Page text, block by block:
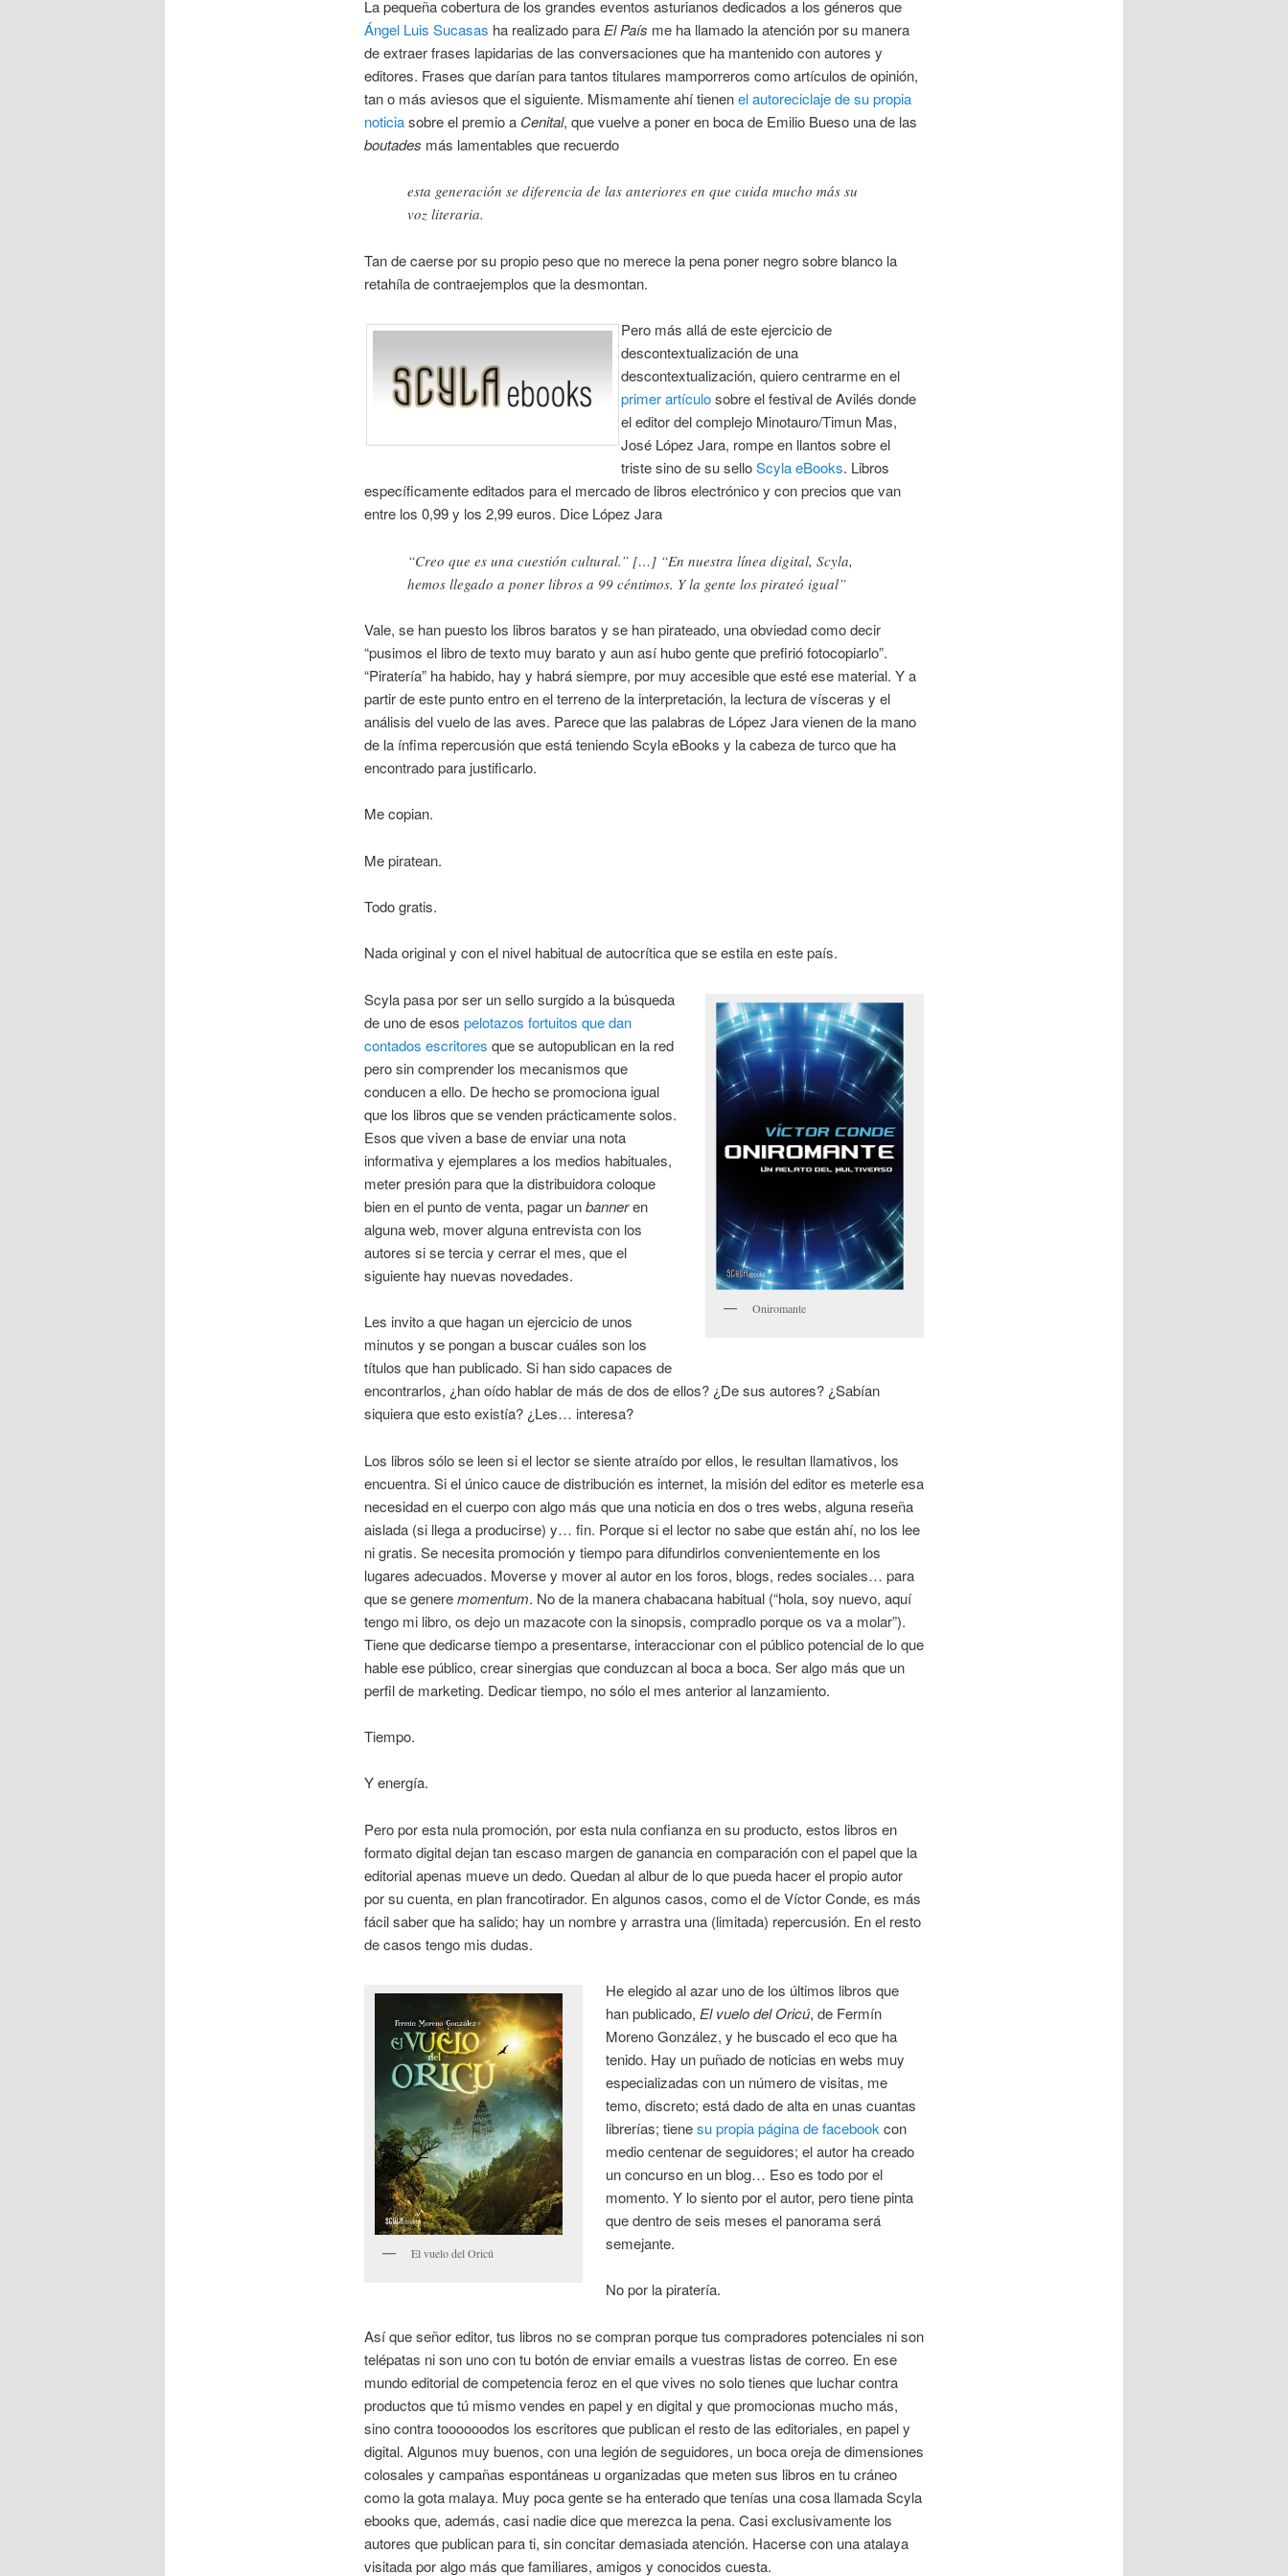
La pequeña cobertura de los grandes eventos asturianos dedicados a los géneros que
Ángel Luis Sucasas ha realizado para El País me ha llamado la atención por su manera
de extraer frases lapidarias de las conversaciones que ha mantenido con autores y
editores. Frases que darían para tantos titulares mamporreros como artículos de opinión,
tan o más aviesos que el siguiente. Mismamente ahí tienenel autoreciclaje de su propia
noticiasobre el premio a Cenital, que vuelve a poner en boca de Emilio Bueso una de las
boutades más lamentables que recuerdo
esta generación se diferencia de las anteriores en que cuida mucho más su
voz literaria.
Tan de caerse por su propio peso que no merece la pena poner negro sobre blanco la
retahíla de contraejemplos que la desmontan.
Pero más allá de este ejercicio de
descontextualización de una
descontextualización, quiero centrarme en el
primer artículosobre el festival de Avilés donde
el editor del complejo Minotauro/Timun Mas,
José López Jara, rompe en llantos sobre el
triste sino de su selloScyla eBooks. Libros
específicamente editados para el mercado de libros electrónico y con precios que van
entre los 0,99 y los 2,99 euros. Dice López Jara
“Creo que es una cuestión cultural.” […] “En nuestra línea digital, Scyla,
hemos llegado a poner libros a 99 céntimos. Y la gente los pirateó igual”
Vale, se han puesto los libros baratos y se han pirateado, una obviedad como decir
“pusimos el libro de texto muy barato y aun así hubo gente que prefirió fotocopiarlo”.
“Piratería” ha habido, hay y habrá siempre, por muy accesible que esté ese material. Y a
partir de este punto entro en el terreno de la interpretación, la lectura de vísceras y el
análisis del vuelo de las aves. Parece que las palabras de López Jara vienen de la mano
de la ínfima repercusión que está teniendo Scyla eBooks y la cabeza de turco que ha
encontrado para justificarlo.
Me copian.
Me piratean.
Todo gratis.
Nada original y con el nivel habitual de autocrítica que se estila en este país.
Oniromante
Scyla pasa por ser un sello surgido a la búsqueda
de uno de esos pelotazos fortuitos que dan
contados escritores que se autopublican en la red
pero sin comprender los mecanismos que
conducen a ello. De hecho se promociona igual
que los libros que se venden prácticamente solos.
Esos que viven a base de enviar una nota
informativa y ejemplares a los medios habituales,
meter presión para que la distribuidora coloque
bien en el punto de venta, pagar unbanneren
alguna web, mover alguna entrevista con los
autores si se tercia y cerrar el mes, que el
siguiente hay nuevas novedades.
Les invito a que hagan un ejercicio de unos
minutos y se pongan a buscar cuáles son los
títulos que han publicado. Si han sido capaces de
encontrarlos, ¿han oído hablar de más de dos de ellos? ¿De sus autores? ¿Sabían
siquiera que esto existía? ¿Les… interesa?
Los libros sólo se leen si el lector se siente atraído por ellos, le resultan llamativos, los
encuentra. Si el único cauce de distribución es internet, la misión del editor es meterle esa
necesidad en el cuerpo con algo más que una noticia en dos o tres webs, alguna reseña
aislada (si llega a producirse) y… fin. Porque si el lector no sabe que están ahí, no los lee
ni gratis. Se necesita promoción y tiempo para difundirlos convenientemente en los
lugares adecuados. Moverse y mover al autor en los foros, blogs, redes sociales… para
que se generemomentum. No de la manera chabacana habitual (“hola, soy nuevo, aquí
tengo mi libro, os dejo un mazacote con la sinopsis, compradlo porque os va a molar”).
Tiene que dedicarse tiempo a presentarse, interaccionar con el público potencial de lo que
hable ese público, crear sinergias que conduzcan al boca a boca. Ser algo más que un
perfil de marketing. Dedicar tiempo, no sólo el mes anterior al lanzamiento.
Tiempo.
Y energía.
Pero por esta nula promoción, por esta nula confianza en su producto, estos libros en
formato digital dejan tan escaso margen de ganancia en comparación con el papel que la
editorial apenas mueve un dedo. Quedan al albur de lo que pueda hacer el propio autor
por su cuenta, en plan francotirador. En algunos casos, como el de Víctor Conde, es más
fácil saber que ha salido; hay un nombre y arrastra una (limitada) repercusión. En el resto
de casos tengo mis dudas.
El vuelo del Oricú
He elegido al azar uno de los últimos libros que
han publicado, El vuelo del Oricú, de Fermín
Moreno González, y he buscado el eco que ha
tenido. Hay un puñado de noticias en webs muy
especializadas con un número de visitas, me
temo, discreto; está dado de alta en unas cuantas
librerías; tienesu propia página de facebook con
medio centenar de seguidores; el autor ha creado
un concurso en un blog… Eso es todo por el
momento. Y lo siento por el autor, pero tiene pinta
que dentro de seis meses el panorama será
semejante.
No por la piratería.
Así que señor editor, tus libros no se compran porque tus compradores potenciales ni son
telépatas ni son uno con tu botón de enviar emails a vuestras listas de correo. En ese
mundo editorial de competencia feroz en el que vives no solo tienes que luchar contra
productos que tú mismo vendes en papel y en digital y que promocionas mucho más,
sino contra toooooodos los escritores que publican el resto de las editoriales, en papel y
digital. Algunos muy buenos, con una legión de seguidores, un boca oreja de dimensiones
colosales y campañas espontáneas u organizadas que meten sus libros en tu cráneo
como la gota malaya. Muy poca gente se ha enterado que tenías una cosa llamada Scyla
ebooks que, además, casi nadie dice que merezca la pena. Casi exclusivamente los
autores que publican para ti, sin concitar demasiada atención. Hacerse con una atalaya
visitada por algo más que familiares, amigos y conocidos cuesta.